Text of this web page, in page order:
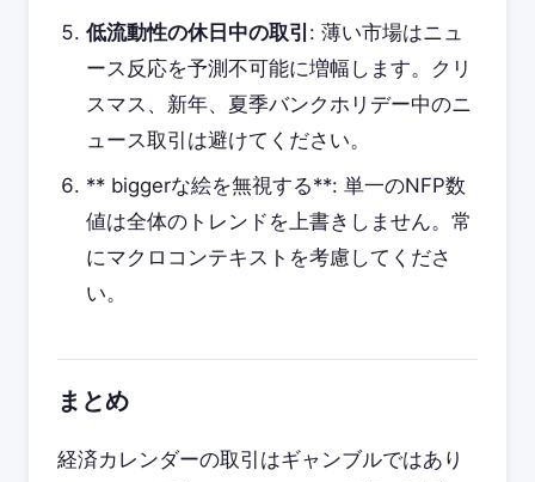
低流動性の休日中の取引 : 薄い市場はニュ
ース反応を予測不可能に増幅します。クリ
スマス、新年、夏季バンクホリデー中のニ
ュース取引は避けてください。
** biggerな絵を無視する**: 単一のNFP数
値は全体のトレンドを上書きしません。常
にマクロコンテキストを考慮してくださ
い。
まとめ
経済カレンダーの取引はギャンブルではあり